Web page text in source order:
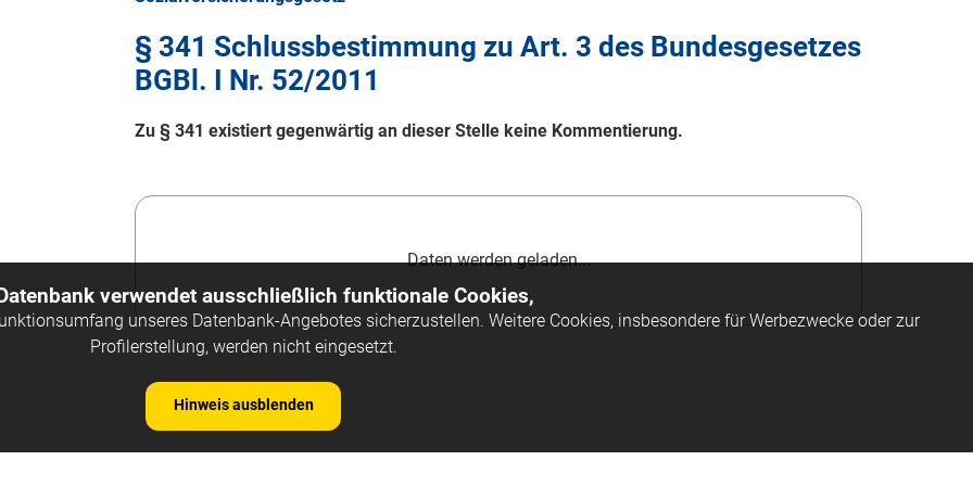
§ 341 Schlussbestimmung zu Art. 3 des Bundesgesetzes
BGBl. I Nr. 52/2011
Zu § 341 existiert gegenwärtig an dieser Stelle keine Kommentierung.
Daten werden geladen...
verwendet ausschließlich funktionale Cookies,
unseres Datenbank-Angebotes sicherzustellen. Weitere Cookies, insbesondere für Werbezwecke oder zur
Profilerstellung, werden nicht eingesetzt.
Hinweis ausblenden